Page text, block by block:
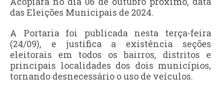
das Eleições Municipais de 2024.
A Portaria foi publicada nesta terça-feira
(24/09), e justifica a existência seções
eleitorais em todos os bairros, distritos e
principais localidades dos dois municípios,
tornando desnecessário o uso de veículos.